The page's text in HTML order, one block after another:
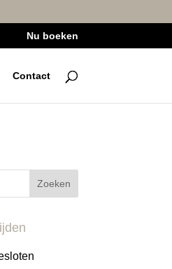
Nu boeken
Contact